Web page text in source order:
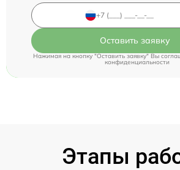
Оставить заявку
Нажимая на кнопку "Оставить заявку" Вы
конфиденциальности
Этапы